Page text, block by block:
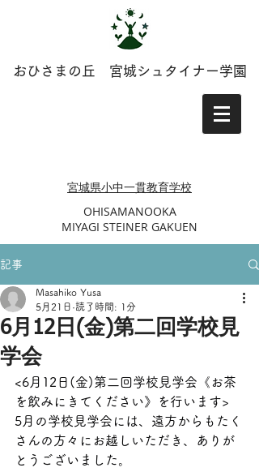
おひさまの丘 宮城シュタイナー学園
​​宮城県小中一貫教育学校
​OHISAMANOOKA
MIYAGI STEINER GAKUEN
記事
6月12日(金)第二回学校見
学会
Masahiko Yusa
5月21日 読了時間: 1分
<6月12日(金)第二回学校見学会《お茶
を飲みにきてください》を行います>
5月の学校見学会には、遠方からもたく
さんの方々にお越しいただき、ありが
とうございました。